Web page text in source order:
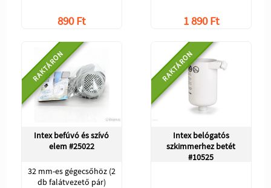
890 Ft 1 890 Ft
RAKTÁRON
Intex befúvó és szívó
elem #25022
32 mm-es gégecsőhöz (2
db falátvezető pár)
RAKTÁRON
Intex belógatós
szkimmerhez betét
#10525